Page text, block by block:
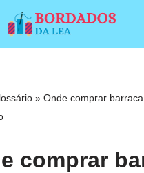
» Onde comprar
comprar